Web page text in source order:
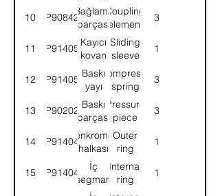
10 9P908429
Bağlama
parçası
Coupling
element
3
11 9P914051
Kayıcı
kovan
Sliding
sleeve
1
12 9P914052
Baskı
yayı
Compresor
spring
3
13 9P902021
Baskı
parçası
Pressure
piece
3
14 9P914049
Senkromeç
halkası
Outer
ring
1
15 9P914048
İç
segman
Internal
ring
1